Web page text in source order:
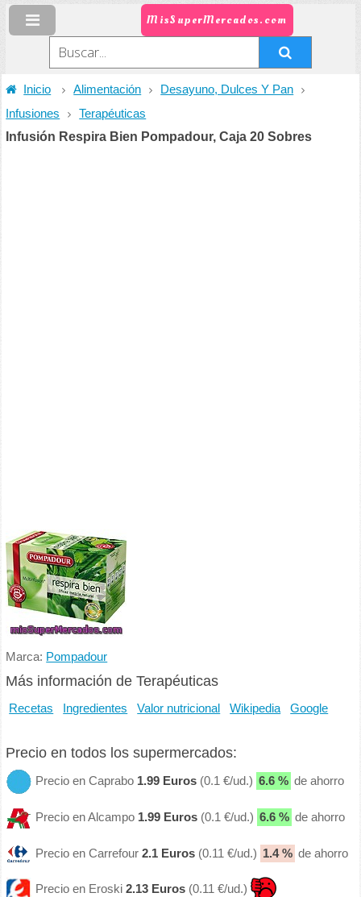
MisSuperMercados.com
Inicio Alimentación
Desayuno, Dulces Y Pan
Infusiones
Terapéuticas
Infusión Respira Bien Pompadour, Caja 20 Sobres
Marca: Pompadour
Más información de Terapéuticas
Recetas Ingredientes Valor nutricional Wikipedia Google
Precio en todos los supermercados:
Precio en Caprabo 1.99 Euros (0.1 €/ud.) 6.6 % de ahorro
Precio en Alcampo 1.99 Euros (0.1 €/ud.) 6.6 % de ahorro
Precio en Carrefour2.1 Euros (0.11 €/ud.) 1.4 % de ahorro
Precio en Eroski2.13 Euros (0.11 €/ud.)